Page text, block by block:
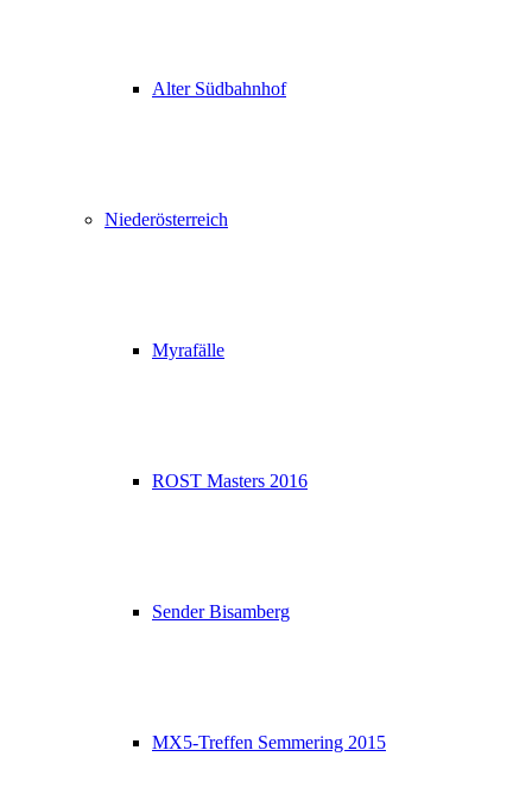
Alter Südbahnhof
Niederösterreich
Myrafälle
ROST Masters 2016
Sender Bisamberg
MX5-Treffen Semmering 2015